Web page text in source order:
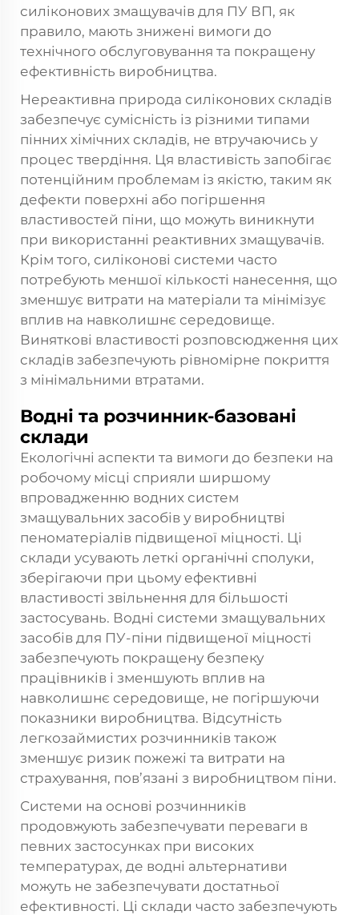
силіконових змащувачів для ПУ ВП, як
правило, мають знижені вимоги до
технічного обслуговування та покращену
ефективність виробництва.
Нереактивна природа силіконових складів
забезпечує сумісність із різними типами
пінних хімічних складів, не втручаючись у
процес твердіння. Ця властивість запобігає
потенційним проблемам із якістю, таким як
дефекти поверхні або погіршення
властивостей піни, що можуть виникнути
при використанні реактивних змащувачів.
Крім того, силіконові системи часто
потребують меншої кількості нанесення, що
зменшує витрати на матеріали та мінімізує
вплив на навколишнє середовище.
Виняткові властивості розповсюдження цих
складів забезпечують рівномірне покриття
з мінімальними втратами.
Водні та розчинник-базовані
склади
Екологічні аспекти та вимоги до безпеки на
робочому місці сприяли ширшому
впровадженню водних систем
змащувальних засобів у виробництві
пеноматеріалів підвищеної міцності. Ці
склади усувають леткі органічні сполуки,
зберігаючи при цьому ефективні
властивості звільнення для більшості
застосувань. Водні системи змащувальних
засобів для ПУ-піни підвищеної міцності
забезпечують покращену безпеку
працівників і зменшують вплив на
навколишнє середовище, не погіршуючи
показники виробництва. Відсутність
легкозаймистих розчинників також
зменшує ризик пожежі та витрати на
страхування, пов’язані з виробництвом піни.
Системи на основі розчинників
продовжують забезпечувати переваги в
певних застосунках при високих
температурах, де водні альтернативи
можуть не забезпечувати достатньої
ефективності. Ці склади часто забезпечують